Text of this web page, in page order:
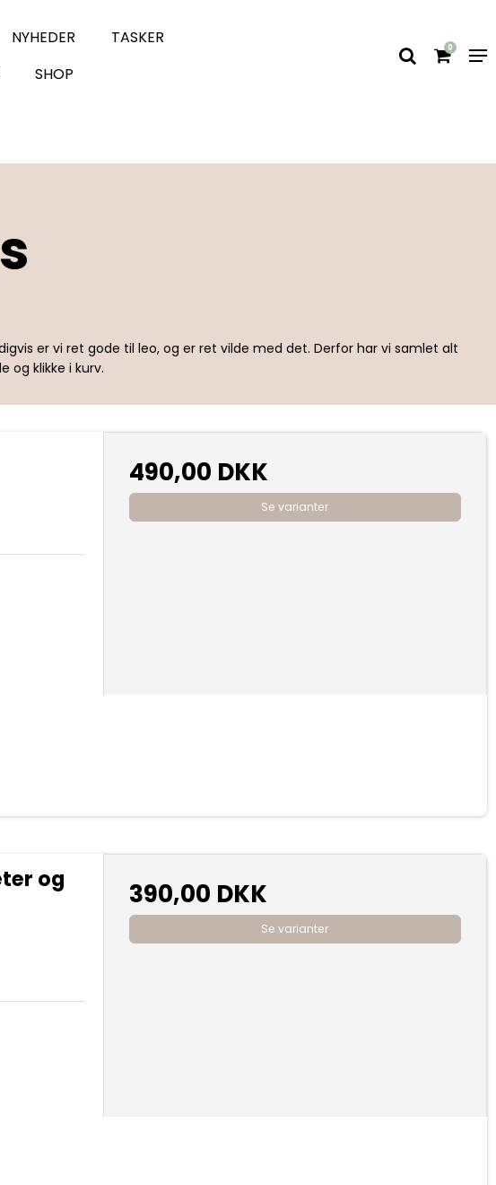
NYHEDER
TASKER
SHOP
0
er vi ret gode til leo, og er ret vilde med det. Derfor har vi samlet alt
og klikke i kurv.
490,00 DKK
Se varianter
og
390,00 DKK
Se varianter